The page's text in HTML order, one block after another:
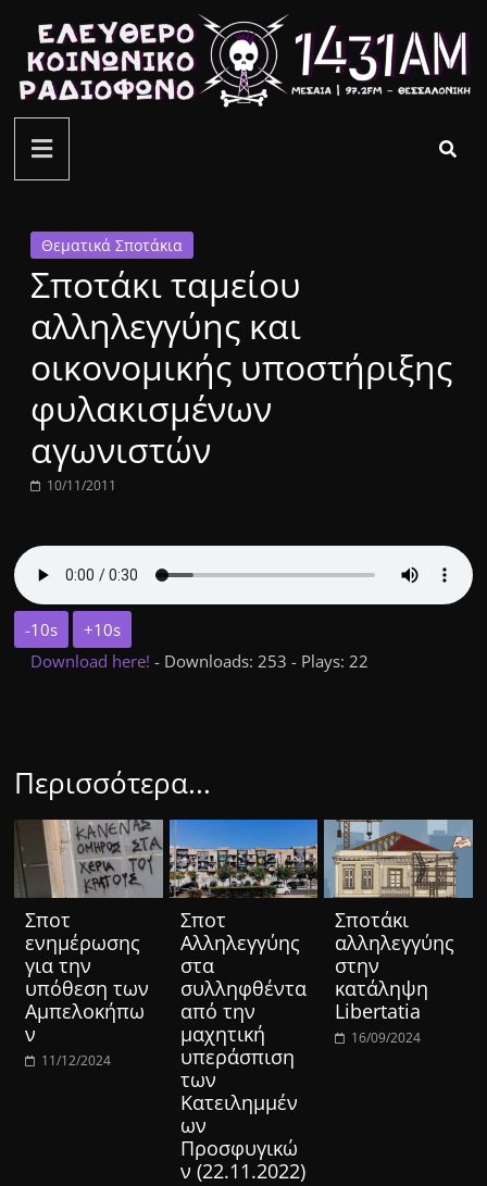
περιεχόμενο
ελεύθερο
κοινωνικό
ραδιόφωνο
1431AM
Θεματικά Σποτάκια
Σποτάκι ταμείου
αλληλεγγύης και
οικονομικής υποστήριξης
φυλακισμένων
αγωνιστών
10/11/2011
-10s
+10s
Download here!- Downloads: 253 - Plays: 22
Περισσότερα...
Σποτ
ενημέρωσης
για την
υπόθεση των
Αμπελοκήπω
ν
11/12/2024
Σποτ
Αλληλεγγύης
στα
συλληφθέντα
από την
μαχητική
υπεράσπιση
των
Κατειλημμέν
ων
Προσφυγικώ
ν (22.11.2022)
Σποτάκι
αλληλεγγύης
στην
κατάληψη
Libertatia
16/09/2024